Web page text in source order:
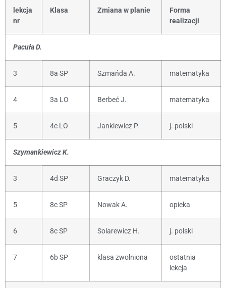
lekcja
nr
Klasa Zmiana w planie
Forma
realizacji
Pacuła D.
3 8a SP Szmańda A. matematyka
4 3a LO Berbeć J. matematyka
5 4c LO Jankiewicz P. j. polski
Szymankiewicz K.
3 4d SP Graczyk D. matematyka
5 8c SP Nowak A. opieka
6 8c SP Solarewicz H. j. polski
7 6b SP klasa zwolniona
ostatnia
lekcja